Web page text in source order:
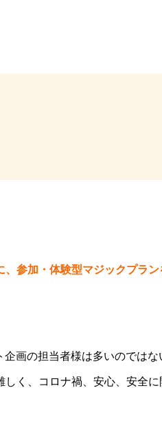
参加・体験型マジックプラ
画の担当者様は多いのではな
く、コロナ禍、安心、安全